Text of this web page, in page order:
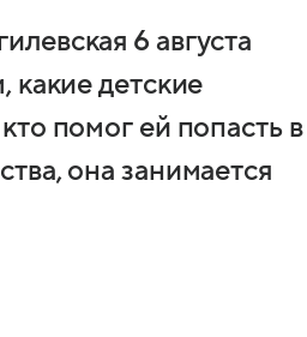
6 августа
какие детские
помог ей попасть в
она занимается